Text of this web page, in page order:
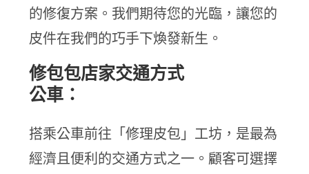
的修復方案。我們期待您的光臨，讓您的
皮件在我們的巧手下煥發新生。
修包包店家交通方式
公車：
搭乘公車前往「修理皮包」工坊，是最為
經濟且便利的交通方式之一。顧客可選擇